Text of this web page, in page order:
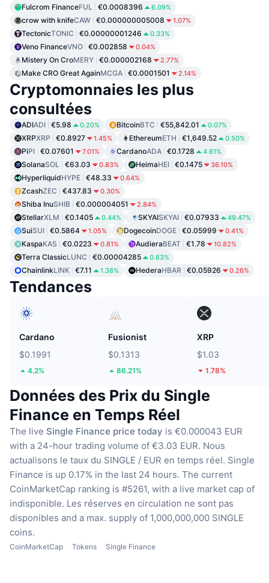
Fulcrom FinanceFUL €0.0008396 6.09%
crow with knifeCAW €0.000000005008 1.07%
TectonicTONIC €0.00000001246 0.33%
Veno FinanceVNO €0.002858 0.04%
Mistery On CroMERY €0.000002168 2.77%
Make CRO Great AgainMCGA €0.0001501 2.14%
Cryptomonnaies les plus
consultées
ADIADI €5.98 0.20% BitcoinBTC €55,842.01 0.07%
XRPXRP €0.8927 1.45% EthereumETH €1,649.52 0.50%
PiPI €0.07601 7.01% CardanoADA €0.1728 4.61%
SolanaSOL €63.03 0.83% HeimaHEI €0.1475 36.10%
HyperliquidHYPE €48.33 0.64%
ZcashZEC €437.83 0.30%
Shiba InuSHIB €0.000004051 2.84%
StellarXLM €0.1405 0.44% SKYAISKYAI €0.07933 49.47%
SuiSUI €0.5864 1.05% DogecoinDOGE €0.05999 0.41%
KaspaKAS €0.0223 0.81% AudieraBEAT €1.78 10.82%
Terra ClassicLUNC €0.00004285 0.63%
ChainlinkLINK €7.11 1.38% HederaHBAR €0.05926 0.26%
Tendances
Cardano
$0.1991
4.2%
Fusionist
$0.1313
86.21%
XRP
$1.03
1.78%
Données des Prix du Single
Finance en Temps Réel
The live Single Finance price today is €0.000043 EUR
with a 24-hour trading volume of €3.03 EUR. Nous
actualisons le taux du SINGLE / EUR en temps réel. Single
Finance is up 0.17% in the last 24 hours. The current
CoinMarketCap ranking is #5261, with a live market cap of
indisponible. Les réserves en circulation ne sont pas
disponibles and a max. supply of 1,000,000,000 SINGLE
coins.
CoinMarketCap Tokens Single Finance